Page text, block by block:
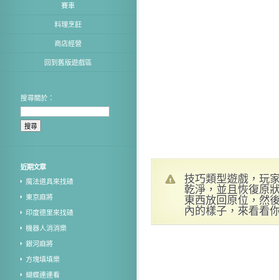
賽車
料理烹飪
商店經營
回到舊版遊戲區
搜尋關於：
近期文章
魔法道具來找碴
東京麻將
印度德里來找碴
機器人消消樂
銀河麻將
方塊填填樂
蝴蝶連連看
技巧類型遊戲，玩
乾淨，並且恢復原
東西放回原位，然
內的樣子，來看看